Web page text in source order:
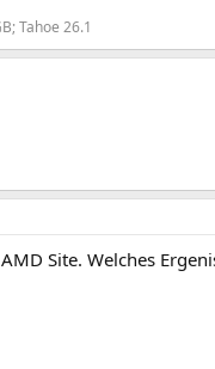
Tahoe 26.1
Site. Welches